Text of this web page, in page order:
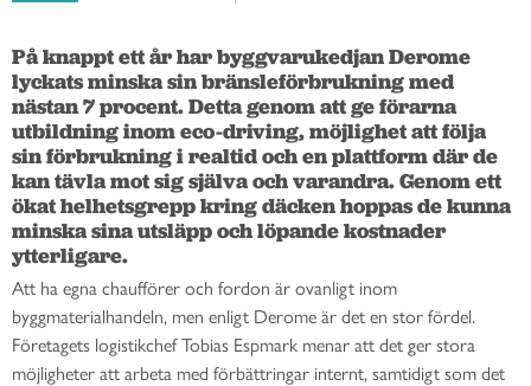
På knappt ett år har byggvarukedjan Derome
lyckats minska sin bränsleförbrukning med
nästan 7 procent. Detta genom att ge förarna
utbildning inom eco-driving, möjlighet att följa
sin förbrukning i realtid och en plattform där de
kan tävla mot sig själva och varandra. Genom ett
ökat helhetsgrepp kring däcken hoppas de kunna
minska sina utsläpp och löpande kostnader
Att ha egna chaufförer och fordon är ovanligt inom
byggmaterialhandeln, men enligt Derome är det en stor fördel.
Företagets logistikchef Tobias Espmark menar att det ger stora
möjligheter att arbeta med förbättringar internt, samtidigt som det